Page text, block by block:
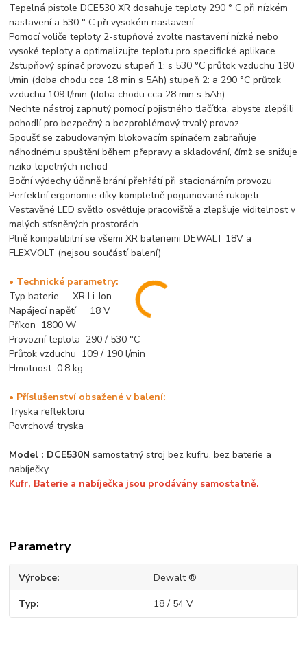
Tepelná pistole DCE530 XR dosahuje teploty 290 ° C při nízkém
nastavení a 530 ° C při vysokém nastavení
Pomocí voliče teploty 2-stupňové zvolte nastavení nízké nebo
vysoké teploty a optimalizujte teplotu pro specifické aplikace
2stupňový spínač provozu stupeň 1: s 530 °C průtok vzduchu 190
l/min (doba chodu cca 18 min s 5Ah) stupeň 2: a 290 °C průtok
vzduchu 109 l/min (doba chodu cca 28 min s 5Ah)
Nechte nástroj zapnutý pomocí pojistného tlačítka, abyste zlepšili
pohodlí pro bezpečný a bezproblémový trvalý provoz
Spoušť se zabudovaným blokovacím spínačem zabraňuje
náhodnému spuštění během přepravy a skladování, čímž se snižuje
riziko tepelných nehod
Boční výdechy účinně brání přehřátí při stacionárním provozu
Perfektní ergonomie díky kompletně pogumované rukojeti
Vestavěné LED světlo osvětluje pracoviště a zlepšuje viditelnost v
malých stísněných prostorách
Plně kompatibilní se všemi XR bateriemi DEWALT 18V a
FLEXVOLT (nejsou součástí balení)
• Technické parametry:
Typ baterie XR Li-Ion
Napájecí napětí 18 V
Příkon 1800 W
Provozní teplota 290 / 530 °C
Průtok vzduchu 109 / 190 l/min
Hmotnost 0.8 kg
• Příslušenství obsažené v balení:
Tryska reflektoru
Povrchová tryska
Model : DCE530N samostatný stroj bez kufru, bez baterie a
nabíječky
Kufr, Baterie a nabíječka jsou prodávány samostatně.
Parametry
Výrobce Dewalt ®
Typ 18 / 54 V